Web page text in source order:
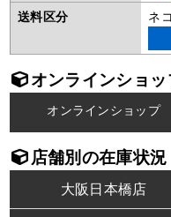
送料区分
ネ
オンラインショ
オンラインショップ
店舗別の在庫状況
大阪日本橋店